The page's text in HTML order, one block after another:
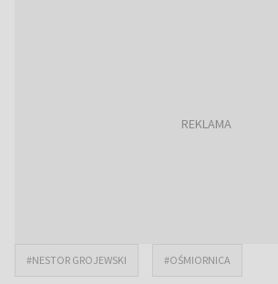
#NESTOR GROJEWSKI #OŚMIORNICA